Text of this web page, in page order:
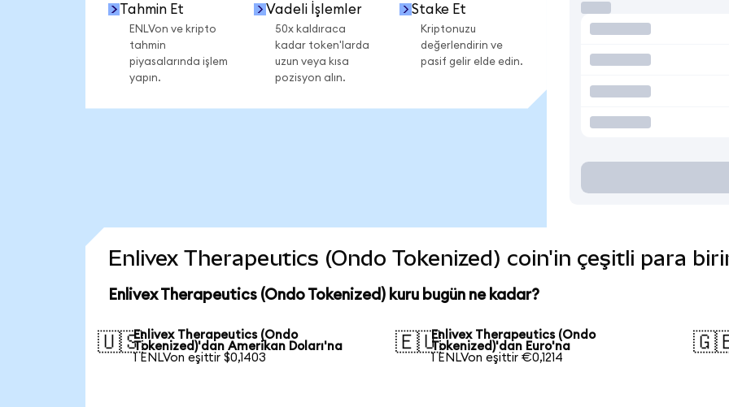
Tahmin Et
ENLVon ve kripto
tahmin
piyasalarında işlem
yapın.
Vadeli İşlemler
50x kaldıraca
kadar token'larda
uzun veya kısa
pozisyon alın.
Stake Et
Kriptonuzu
değerlendirin ve
pasif gelir elde edin.
Enlivex Therapeutics (Ondo Tokenized) coin'in çeşitli para
Enlivex Therapeutics (Ondo Tokenized) kuru bugün ne kadar?
🇺🇸Enlivex Therapeutics (Ondo
Tokenized)'dan Amerikan Doları'na
1 ENLVon eşittir $0,1403
🇪🇺Enlivex Therapeutics (Ondo
Tokenized)'dan Euro'na
1 ENLVon eşittir €0,1214